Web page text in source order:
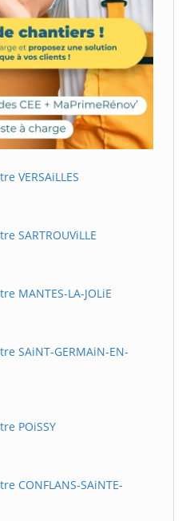
VERSAiLLES
SARTROUViLLE
MANTES-LA-JOLiE
SAiNT-GERMAiN-EN-
POiSSY
CONFLANS-SAiNTE-